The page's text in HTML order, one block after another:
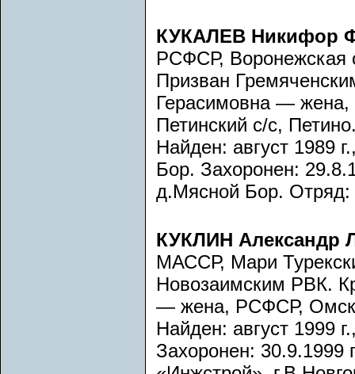
КУКАЛЕВ Никифор
РСФСР, Воронежская
Призван
Герасимовна —
Петинский с/с,
Найден: август 1989
Бор. Захоронен:
д.Мясной Бор. Отряд:
КУКЛИН Александр
МАССР, Мари
Новозаимским РВК.
— жена, РСФСР,
Найден: август 1999
Захоронен: 30.9.1999